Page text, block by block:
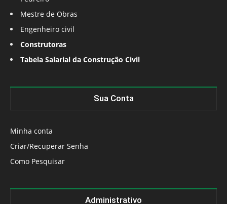
Mestre de Obras
Engenheiro civil
Construtoras
Tabela Salarial da Construção Civil
Sua Conta
Minha conta
Criar/Recuperar Senha
Como Pesquisar
Administrativo